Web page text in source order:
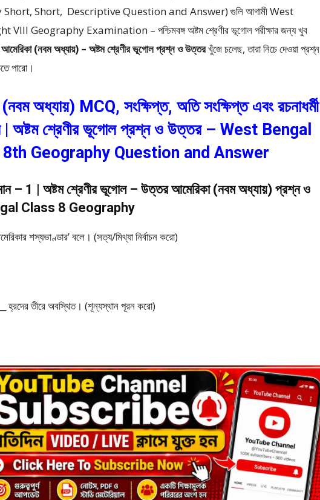
Short, Short, Descriptive Question and Answer)গুলি আগামী West
Geography Examination – পশ্চিমবঙ্গ অষ্টম শ্রেণীর ভূগোল পরীক্ষার জন্য খুব
(নবম অধ্যায়) – অষ্টম শ্রেণীর ভূগোল প্রশ্ন ও উত্তরখুঁজে চলেছ, তারা নিচে দেওয়া প্রশ্ন
পারো।
অধ্যায়) MCQ, সংক্ষিপ্ত, অতি সংক্ষিপ্ত এবং রচনাধর্মী
অষ্টম শ্রেণীর ভূগোল প্রশ্ন ও উত্তর – West Bengal
Geography Question and Answer
– 1 | অষ্টম শ্রেণীর ভূগোল – উত্তর আমেরিকা (নবম অধ্যায়) প্রশ্ন ও
Class 8 Geography
শস্যভাণ্ডার’ বলে। (সত্য/মিথ্যা নির্বাচন করো)
হ্রদের তীরে অবস্থিত। (শূন্যস্থান পূরন করো)